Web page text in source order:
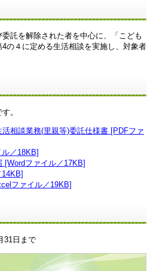
託を解除された者を中心に、「こども
の４に定める生活相談を実施し、対象者
。
相談業務(里親等)委託仕様書 [PDFファ
／18KB]
[Wordファイル／17KB]
ファイル／19KB]
31日まで